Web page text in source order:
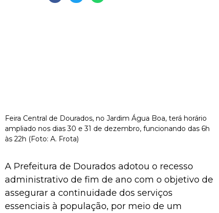
Feira Central de Dourados, no Jardim Água Boa, terá horário
ampliado nos dias 30 e 31 de dezembro, funcionando das 6h
às 22h (Foto: A. Frota)
A Prefeitura de Dourados adotou o recesso
administrativo de fim de ano com o objetivo de
assegurar a continuidade dos serviços
essenciais à população, por meio de um